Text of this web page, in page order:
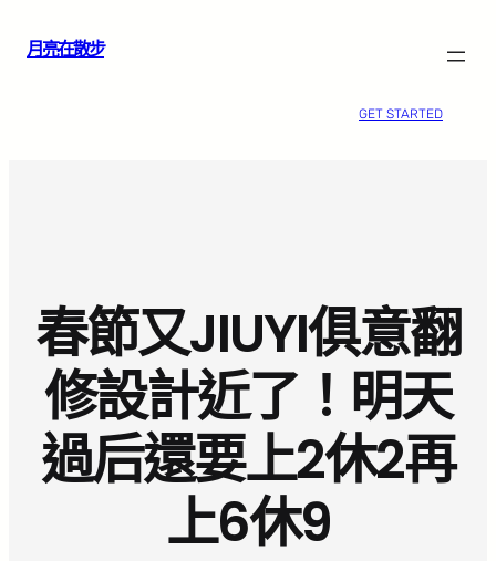
月亮在散步
GET STARTED
春節又JIUYI俱意翻
修設計近了！明天
過后還要上2休2再
上6休9